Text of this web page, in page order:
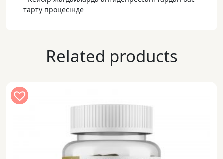
тарту процесінде
Related products